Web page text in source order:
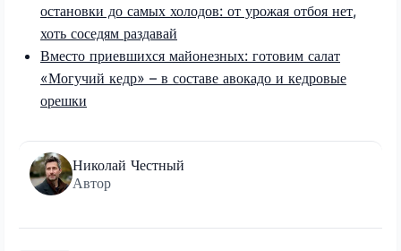
остановки до самых холодов: от урожая отбоя нет,
хоть соседям раздавай
Вместо приевшихся майонезных: готовим салат
«Могучий кедр» – в составе авокадо и кедровые
орешки
Николай Честный
Автор